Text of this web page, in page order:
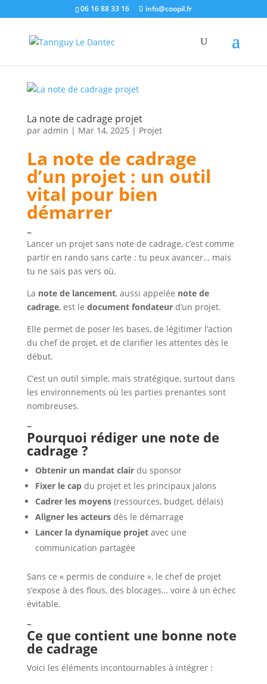
06 16 88 33 16 info@coopil.fr
La note de cadrage projet
par admin | Mar 14, 2025 | Projet
La note de cadrage
d’un projet : un outil
vital pour bien
démarrer
–
Lancer un projet sans note de cadrage, c’est comme
partir en rando sans carte : tu peux avancer… mais
tu ne sais pas vers où.
La note de lancement, aussi appelée note de
cadrage, est le document fondateurd’un projet.
Elle permet de poser les bases, de légitimer l’action
du chef de projet, et de clarifier les attentes dès le
début.
C’est un outil simple, mais stratégique, surtout dans
les environnements où les parties prenantes sont
nombreuses.
–
Pourquoi rédiger une note de
cadrage ?
Obtenir un mandat clairdu sponsor
Fixer le capdu projet et les principaux jalons
Cadrer les moyens(ressources, budget, délais)
Aligner les acteursdès le démarrage
Lancer la dynamique projetavec une
communication partagée
Sans ce « permis de conduire », le chef de projet
s’expose à des flous, des blocages… voire à un échec
évitable.
–
Ce que contient une bonne note
de cadrage
Voici les éléments incontournables à intégrer :